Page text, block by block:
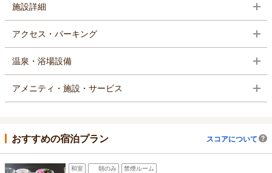
施設詳細
アクセス・パーキング
温泉・浴場設備
アメニティ・施設・サービス
おすすめの宿泊プラン スコアについて
和室 朝のみ 禁煙ルーム